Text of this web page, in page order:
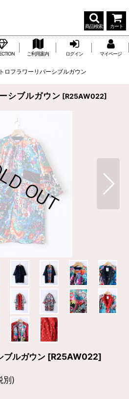
商品検索 カート
ご利用案内 ログイン マイページ
ロフラワーリバーシブルガウン
シブルガウン [R25AW022]
ブルガウン [R25AW022]
別)